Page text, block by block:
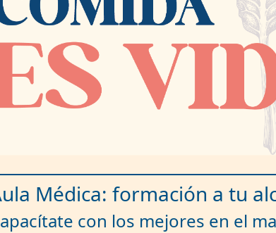
Médica: formación a tu
con los mejores en el